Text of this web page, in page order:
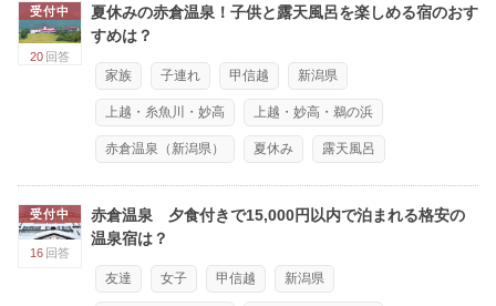
受付中
20 回答
夏休みの赤倉温泉！子供と露天風呂を楽しめる宿のおす
すめは？
家族 子連れ 甲信越 新潟県
上越・糸魚川・妙高 上越・妙高・鵜の浜
赤倉温泉（新潟県） 夏休み 露天風呂
受付中
16 回答
赤倉温泉 夕食付きで15,000円以内で泊まれる格安の
温泉宿は？
友達 女子 甲信越 新潟県